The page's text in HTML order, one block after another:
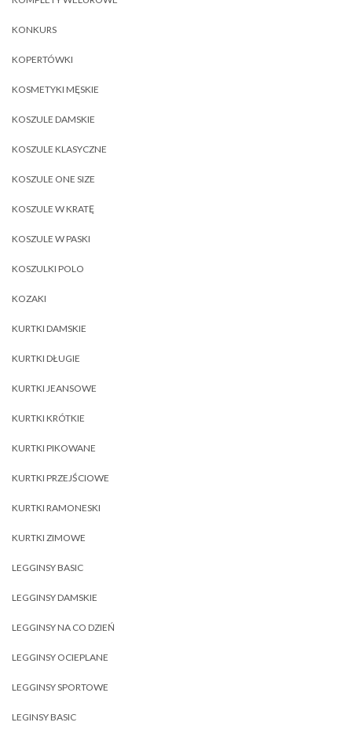
KONKURS
KOPERTÓWKI
KOSMETYKI MĘSKIE
KOSZULE DAMSKIE
KOSZULE KLASYCZNE
KOSZULE ONE SIZE
KOSZULE W KRATĘ
KOSZULE W PASKI
KOSZULKI POLO
KOZAKI
KURTKI DAMSKIE
KURTKI DŁUGIE
KURTKI JEANSOWE
KURTKI KRÓTKIE
KURTKI PIKOWANE
KURTKI PRZEJŚCIOWE
KURTKI RAMONESKI
KURTKI ZIMOWE
LEGGINSY BASIC
LEGGINSY DAMSKIE
LEGGINSY NA CO DZIEŃ
LEGGINSY OCIEPLANE
LEGGINSY SPORTOWE
LEGINSY BASIC